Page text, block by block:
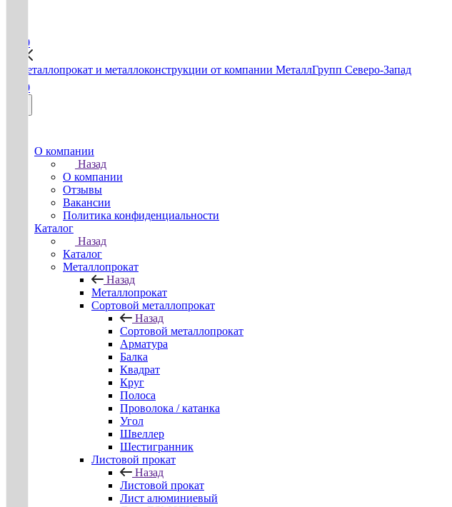
0
0
О компании
Назад
О компании
Отзывы
Вакансии
Политика конфиденциальности
Каталог
Назад
Каталог
Металлопрокат
Назад
Металлопрокат
Сортовой металлопрокат
Назад
Сортовой металлопрокат
Арматура
Балка
Квадрат
Круг
Полоса
Проволока / катанка
Угол
Швеллер
Шестигранник
Листовой прокат
Назад
Листовой прокат
Лист алюминиевый